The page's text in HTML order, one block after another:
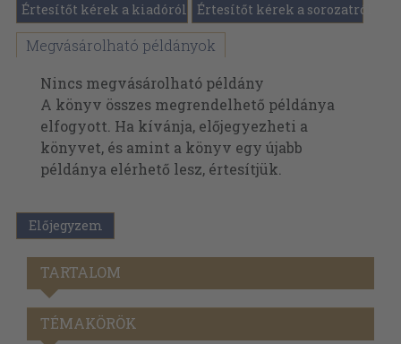
Értesítőt kérek a kiadóról Értesítőt kérek a sorozatról
Megvásárolható példányok
Nincs megvásárolható példány
A könyv összes megrendelhető példánya
elfogyott. Ha kívánja, előjegyezheti a
könyvet, és amint a könyv egy újabb
példánya elérhető lesz, értesítjük.
Előjegyzem
TARTALOM
TÉMAKÖRÖK